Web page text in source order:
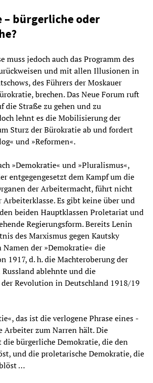
– bürgerliche oder
muss jedoch auch das Programm des
und mit allen Illusionen in
des Führers der Moskauer
brechen. Das Neue Forum ruft
die Straße zu gehen und zu
lehnt es die Mobilisierung der
Sturz der Bürokratie ab und fordert
und »Reformen«.
»Demokratie« und »Pluralismus«,
entgegengesetzt dem Kampf um die
der Arbeitermacht, führt nicht
Arbeiterklasse. Es gibt keine über und
beiden Hauptklassen Proletariat und
Regierungsform. Bereits Lenin
des Marxismus gegen Kautsky
der »Demokratie« die
1917, d. h. die Machteroberung der
ablehnte und die
Revolution in Deutschland 1918/19
das ist die verlogene Phrase eines
Arbeiter zum Narren hält. Die
die bürgerliche Demokratie, die den
und die proletarische Demokratie, die
…